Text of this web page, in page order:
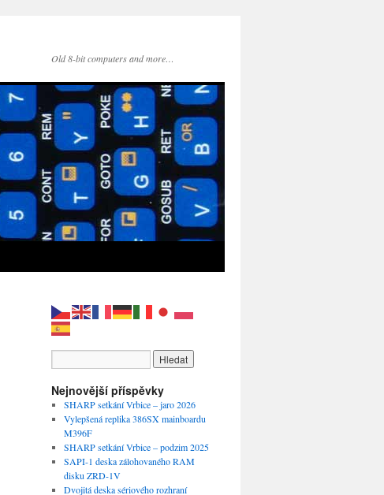
Old 8-bit computers and more…
Nejnovější příspěvky
SHARP setkání Vrbice – jaro 2026
Vylepšená replika 386SX mainboardu
M396F
SHARP setkání Vrbice – podzim 2025
SAPI-1 deska zálohovaného RAM
disku ZRD-1V
Dvojitá deska sériového rozhraní